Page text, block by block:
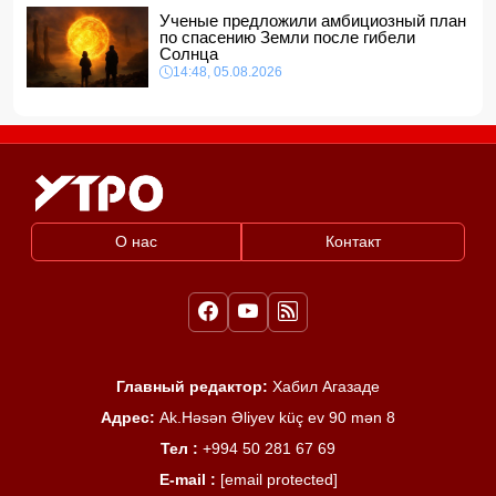
Ученые предложили амбициозный план
по спасению Земли после гибели
Солнца
14:48, 05.08.2026
О нас Контакт
Главный редактор: Хабил Агазаде
Адрес: Ak.Həsən Əliyev küç ev 90 mən 8
Тел : +994 50 281 67 69
E-mail : [email protected]